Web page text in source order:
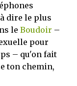
dire le plus
le Boudoir –
pour
– qu'on fait
ton chemin,